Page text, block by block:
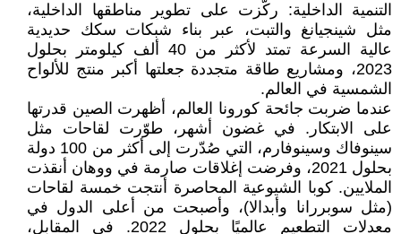
التنمية الداخلية: ركّزت على تطوير مناطقها الداخلية،
مثل شينجيانغ والتبت، عبر بناء شبكات سكك حديدية
عالية السرعة تمتد لأكثر من 40 ألف كيلومتر بحلول
2023، ومشاريع طاقة متجددة جعلتها أكبر منتج للألواح
الشمسية في العالم.
عندما ضربت جائحة كورونا العالم، أظهرت الصين قدرتها
على الابتكار. في غضون أشهر، طوّرت لقاحات مثل
سينوفاك وسينوفارم، التي صُدّرت إلى أكثر من 100 دولة
بحلول 2021، وفرضت إغلاقات صارمة في ووهان أنقذت
الملايين. كوبا الشيوعية المحاصرة أنتجت خمسة لقاحات
(مثل سوبررانا وأبدالا)، وأصبحت من أعلى الدول في
معدلات التطعيم عالميًا بحلول 2022. في المقابل،